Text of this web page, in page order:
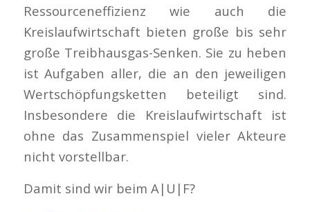
Ressourceneffizienz wie auch die
Kreislaufwirtschaft bieten große bis sehr
große Treibhausgas-Senken. Sie zu heben
ist Aufgaben aller, die an den jeweiligen
Wertschöpfungsketten beteiligt sind.
Insbesondere die Kreislaufwirtschaft ist
ohne das Zusammenspiel vieler Akteure
nicht vorstellbar.
Damit sind wir beim A|U|F?